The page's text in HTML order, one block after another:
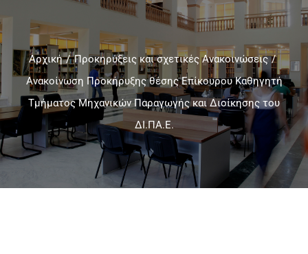
Σχολές και Τμήματα
Μεταπτυχιακά
Πανεπιστημιακές Μονάδες
Αρχική
Προκηρύξεις και σχετικές Ανακοινώσεις
Ανακοίνωση Προκήρυξης θέσης Επίκουρου Καθηγητή
Τμήματος Μηχανικών Παραγωγής και Διοίκησης του
ΔΙ.ΠΑ.Ε.